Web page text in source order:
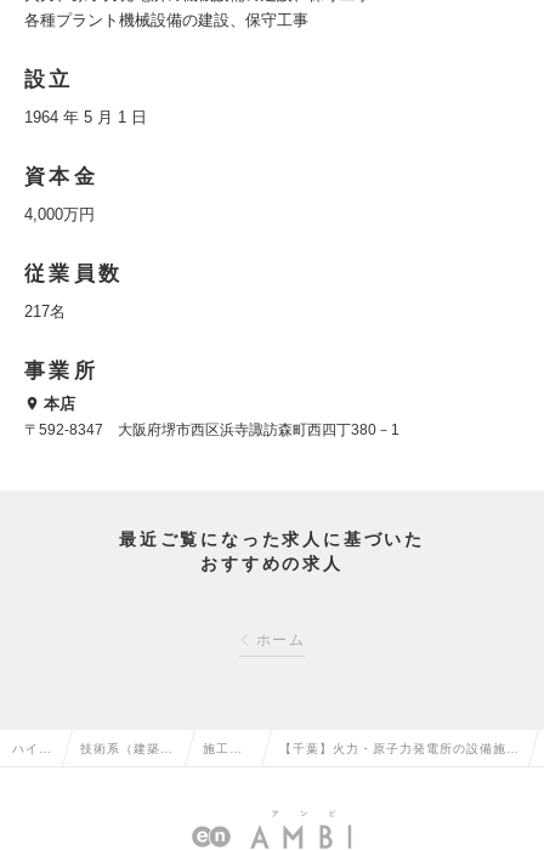
各種プラント機械設備の建設、保守工事
設立
1964 年 5 月 1 日
資本金
4,000万円
従業員数
217名
事業所
本店
〒592-8347 大阪府堺市西区浜寺諏訪森町西四丁380－1
最近ご覧になった求人に基づいた
おすすめの求人
ホーム
ハイク 技術系（建築・ 施工管
備）の
【千葉】火力・原子力発電所の設備施工
日120日／残業約20時間の求人情報